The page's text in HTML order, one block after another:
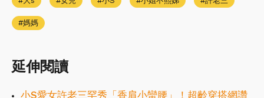
媽媽
延伸閱讀
小S愛女許老三罕秀「香肩小蠻腰」！超齡穿搭網讚